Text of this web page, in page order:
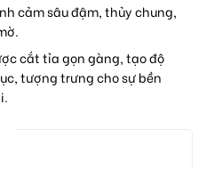
cảm sâu đậm, thủy chung,
cắt tỉa gọn gàng, tạo độ
tượng trưng cho sự bền